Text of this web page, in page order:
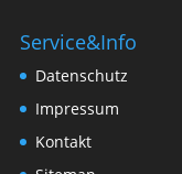
Service&Info
Datenschutz
Impressum
Kontakt